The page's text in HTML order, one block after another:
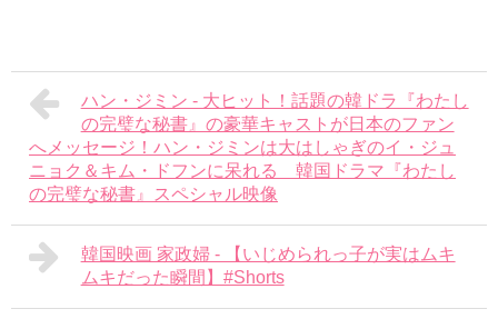
ハン・ジミン - 大ヒット！話題の韓ドラ『わたし
の完璧な秘書』の豪華キャストが日本のファン
へメッセージ！ハン・ジミンは大はしゃぎのイ・ジュ
ニョク＆キム・ドフンに呆れる 韓国ドラマ『わたし
の完璧な秘書』スペシャル映像
韓国映画 家政婦 - 【いじめられっ子が実はムキ
ムキだった瞬間】#Shorts